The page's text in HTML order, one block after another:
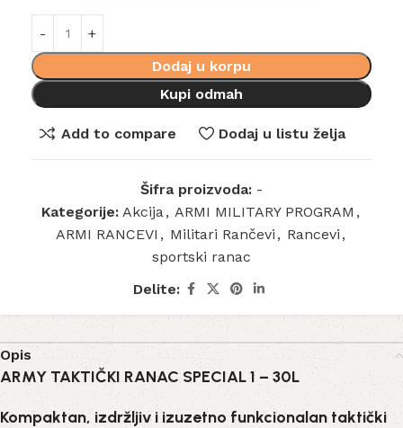
Dodaj u korpu
Kupi odmah
Add to compare Dodaj u listu želja
Šifra proizvoda: -
Kategorije: Akcija, ARMI MILITARY PROGRAM ,
ARMI RANCEVI , Militari Rančevi , Rancevi ,
sportski ranac
Delite:
Opis
ARMY TAKTIČKI RANAC SPECIAL 1 – 30L
Kompaktan, izdržljiv i izuzetno funkcionalan taktički